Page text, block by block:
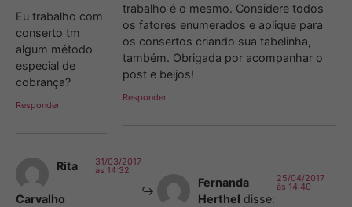
Eu trabalho com
conserto tm
algum método
especial de
cobrança?
Responder
trabalho é o mesmo. Considere todos
os fatores enumerados e aplique para
os consertos criando sua tabelinha,
também. Obrigada por acompanhar o
post e beijos!
Responder
Rita
Carvalho
31/03/2017
às 14:32
Fernanda
Herthel disse:
25/04/2017
às 14:40